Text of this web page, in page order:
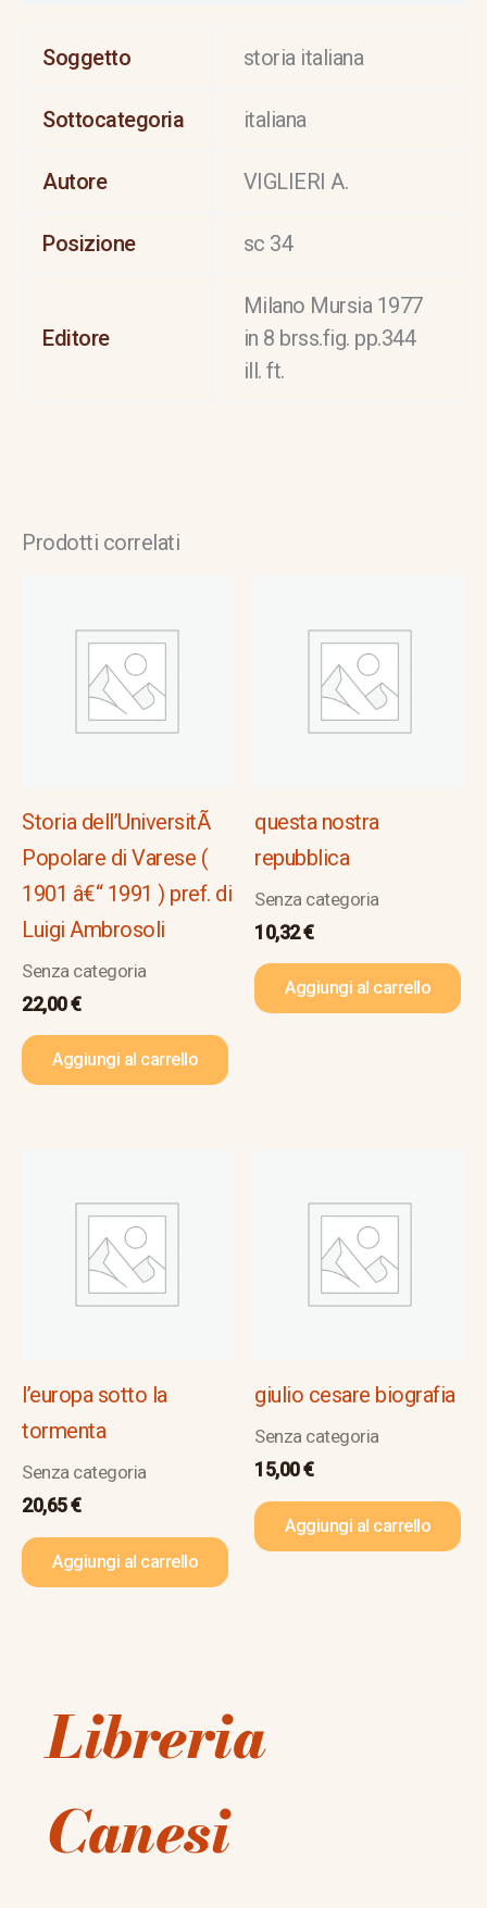
Soggetto storia italiana
Sottocategoria italiana
Autore VIGLIERI A.
Posizione sc 34
Editore
Milano Mursia 1977
in 8 brss.fig. pp.344
ill. ft.
Prodotti correlati
Storia dell’UniversitÃ
Popolare di Varese (
1901 â€“ 1991 ) pref. di
Luigi Ambrosoli
Senza categoria
22,00€
Aggiungi al carrello
questa nostra
repubblica
Senza categoria
10,32€
Aggiungi al carrello
l’europa sotto la
tormenta
Senza categoria
20,65€
Aggiungi al carrello
giulio cesare biografia
Senza categoria
15,00€
Aggiungi al carrello
Libreria
Canesi